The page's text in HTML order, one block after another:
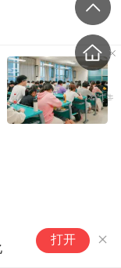
打开